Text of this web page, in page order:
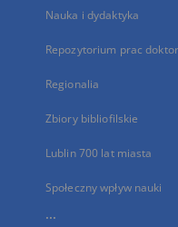
Nauka i dydaktyka
Repozytorium prac
Regionalia
Zbiory bibliofilskie
Lublin 700 lat miasta
Społeczny wpływ nauki
...